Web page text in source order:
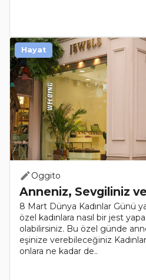
Oggito
Anneniz, Sevgiliniz
8 Mart Dünya Kadınlar Günü
özel kadınlara nasıl bir jest
olabilirsiniz. Bu özel günde
eşinize verebileceğiniz
onlara ne kadar de..
Hayat